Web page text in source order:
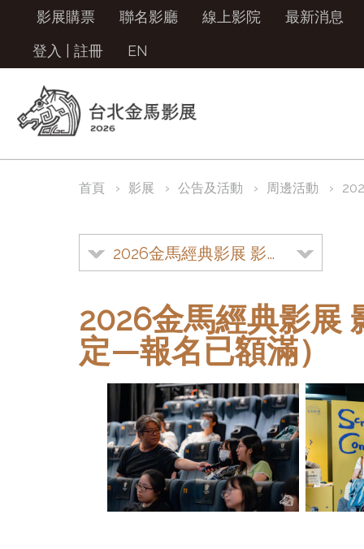
影展購票 聯名影廳 線上影院
最新消息
登入
註冊 EN
首頁 影展 公告及活動 周邊活動
2026金馬經典影展 影迷的第一堂課（台中限定—報名已額滿）
2026金馬經典影展
定—報名已額滿）